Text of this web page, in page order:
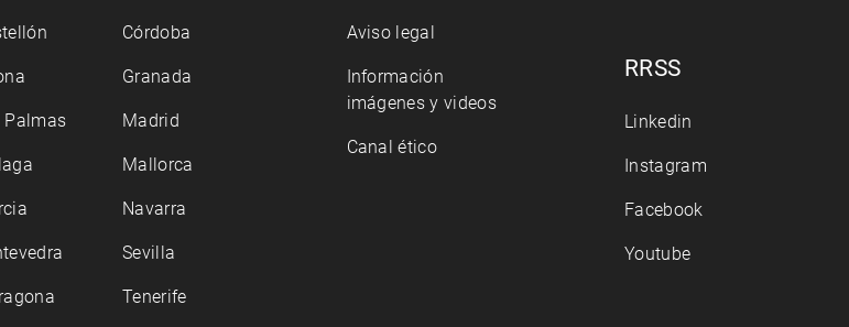
Córdoba
Granada
Palmas Madrid
Mallorca
Navarra
Sevilla
Tenerife
Aviso legal
Información
imágenes y videos
Canal ético
RRSS
Linkedin
Instagram
Facebook
Youtube